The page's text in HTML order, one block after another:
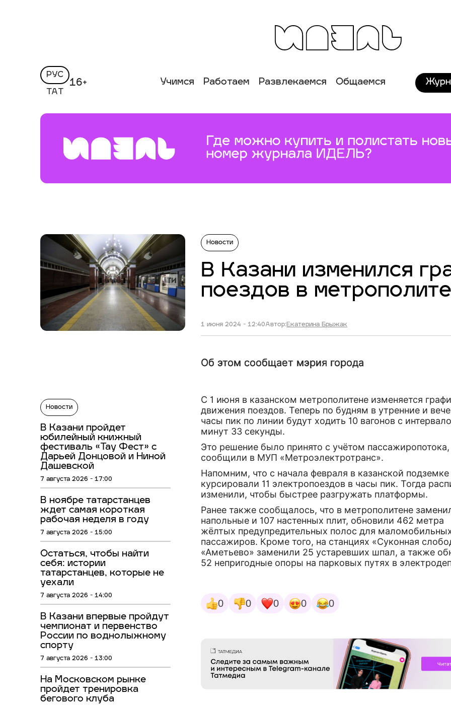
РУС
ТАТ
16+ Учимся Работаем Развлекаемся Общаемся
Новости
В Казани пройдет
юбилейный книжный
фестиваль «Тау Фест» с
Дарьей Донцовой и Ниной
Дашевской
7 августа 2026 - 17:00
В ноябре татарстанцев
ждет самая короткая
рабочая неделя в году
7 августа 2026 - 15:00
Остаться, чтобы найти
себя: истории
татарстанцев, которые не
уехали
7 августа 2026 - 14:00
В Казани впервые пройдут
чемпионат и первенство
России по воднолыжному
спорту
7 августа 2026 - 13:00
На Московском рынке
пройдет тренировка
бегового клуба
Новости
В Казани изменился
поездов в
1 июня 2024 - 12:40Автор:Екатерина Брыжак
Об этом сообщает мэрия города
С 1 июня в казанском метрополитене изменяется
движения поездов. Теперь по будням в утренние и
часы пик по линии будут ходить 10 вагонов с
минут 33 секунды.
Это решение было принято с учётом пассажиропотока,
сообщили в МУП «Метроэлектротранс».
Напомним, что с начала февраля в казанской подземке
курсировали 11 электропоездов в часы пик. Тогда
изменили, чтобы быстрее разгружать платформы.
Ранее также сообщалось, что в метрополитене
напольные и 107 настенных плит, обновили 462 метра
жёлтых предупредительных полос для
пассажиров. Кроме того, на станциях «Суконная
«Аметьево» заменили 25 устаревших шпал, а также
52 непригодные опоры на парковых путях в
0 0 0 0 0